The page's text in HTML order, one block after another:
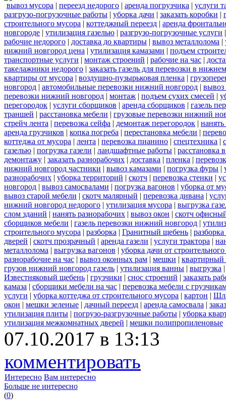
вывоз мусора | переезд недорого | аренда погрузчика | услуги
разгрузо-погрузочные работы | уборка дачи | заказать коробки |
строительного мусора | коттеджный переезд | аренда
новгороде | утилизация газелью | разгрузо-погрузочные услуги
рабочие недорого | доставка до квартиры | вывоз металлолома |
нижний новгород цена | утилизация камазами | подъем
транспортные услуги | монтаж строений | рабочие на час |
такелажники недорого | заказать газель для перевозки в
квартиры от мусора | воздушно-пузырьковая пленка |
новгород | автомобильные перевозки нижний новгород | вывоз
перевозки нижний новгород | монтаж | подъем сухих смесей |
перегородок | услуги сборщиков | аренда сборщиков | газель
траншей | расстановка мебели | грузовые перевозки нижний
стрейч лента | перевозка сейфа | демонтаж перегородок |
аренда грузчиков | копка погреба | перестановка мебели |
коттеджа от мусора | лента | перевозка пианино | спецтехника |
газелью | погрузка газели | ландшафтные работы | расстановка
демонтажу | заказать разнорабочих | доставка | пленка |
нижний новгород частники | вывоз камазами | погрузка фуры |
разнорабочих | уборка территорий | скотч | перевозка стенки |
новгород | вывоз самосвалами | погрузка вагонов | уборка от
вывоз старой мебели | скотч малярный | перевозка дивана |
нижний новгород недорого | утилизация мусора | выгрузка
слом зданий | нанять разнорабочих | вывоз окон | скотч
сборщиков мебели | газель перевозки нижний новгород |
строительного мусора | разборка | Гранитный щебень |
дверей | скотч прозрачный | аренда газели | услуги трактора |
металлолома | выгрузка вагонов | уборка дачи от
разнорабочие на час | вывоз оконных рам | мешки | квартирный
грузов нижний новгород газель | утилизация ванны | выгрузка
Известняковый щебень | грузчики | снос строений | заказать
камаза | сборщики мебели на час | перевозка мебели с
услуги | уборка коттеджа от строительного мусора | картон |
окон | мешки зеленые | дачный переезд | аренда самосвала |
утилизация плиты | погрузо-разгрузочные работы | уборка
утилизация межкомнатных дверей | мешки полипропиленовые
07.10.2017 в 13:13
комментировать
Интересно Вам интересно
Больше не интересно
(0)